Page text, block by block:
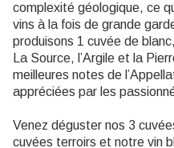
complexité géologique, ce
vins à la fois de grande
produisons 1 cuvée de
La Source, l’Argile et la
meilleures notes de
appréciées par les
Venez déguster nos 3
cuvées terroirs et notre vin